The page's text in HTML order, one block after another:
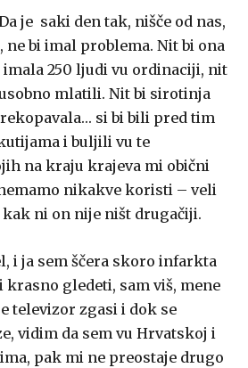
je saki den tak, nišče od nas,
ne bi imal problema. Nit bi ona
250 ljudi vu ordinaciji, nit
mlatili. Nit bi sirotinja
si bi bili pred tim
i buljili vu te
na kraju krajeva mi obični
nikakve koristi – veli
ni on nije ništ drugačiji.
i ja sem ščera skoro infarkta
krasno gledeti, sam viš, mene
televizor zgasi i dok se
vidim da sem vu Hrvatskoj i
pak mi ne preostaje drugo